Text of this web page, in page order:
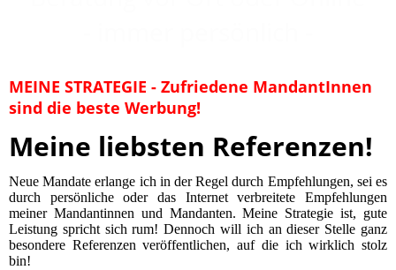
MEINE STRATEGIE - Zufriedene MandantInnen
sind die beste Werbung!
Meine liebsten Referenzen!
Neue Mandate erlange ich in der Regel durch Empfehlungen, sei es
durch persönliche oder das Internet verbreitete Empfehlungen
meiner Mandantinnen und Mandanten. Meine Strategie ist, gute
Leistung spricht sich rum! Dennoch will ich an dieser Stelle ganz
besondere Referenzen veröffentlichen, auf die ich wirklich stolz
bin!